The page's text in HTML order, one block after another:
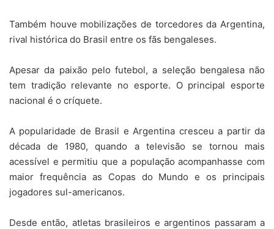
Também houve mobilizações de torcedores da Argentina,
rival histórica do Brasil entre os fãs bengaleses.
Apesar da paixão pelo futebol, a seleção bengalesa não
tem tradição relevante no esporte. O principal esporte
nacional é o críquete.
A popularidade de Brasil e Argentina cresceu a partir da
década de 1980, quando a televisão se tornou mais
acessível e permitiu que a população acompanhasse com
maior frequência as Copas do Mundo e os principais
jogadores sul-americanos.
Desde então, atletas brasileiros e argentinos passaram a